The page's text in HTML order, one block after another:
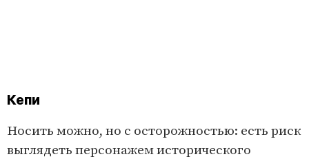
Кепи
Носить можно, но с осторожностью: есть риск
выглядеть персонажем исторического